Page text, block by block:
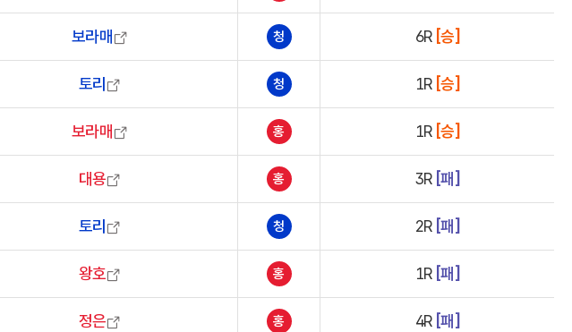
보라매 청 6R [승]
토리 청 1R [승]
보라매 홍 1R [승]
대용 홍 3R [패]
토리 청 2R [패]
왕호 홍 1R [패]
정은 홍 4R [패]